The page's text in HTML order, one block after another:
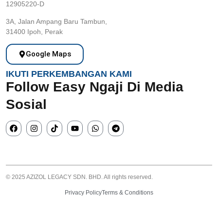
12905220-D
3A, Jalan Ampang Baru Tambun,
31400 Ipoh, Perak
Google Maps
IKUTI PERKEMBANGAN KAMI
Follow Easy Ngaji Di Media
Sosial
© 2025 AZIZOL LEGACY SDN. BHD. All rights reserved.
Privacy PolicyTerms & Conditions